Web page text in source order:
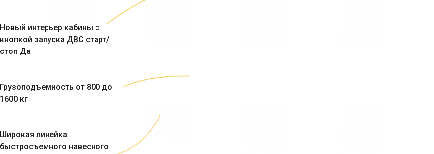
Новый интерьер кабины с
кнопкой запуска ДВС старт/
стоп Да
Грузоподъемность от 800 до
1600 кг
Широкая линейка
быстросъемного навесного